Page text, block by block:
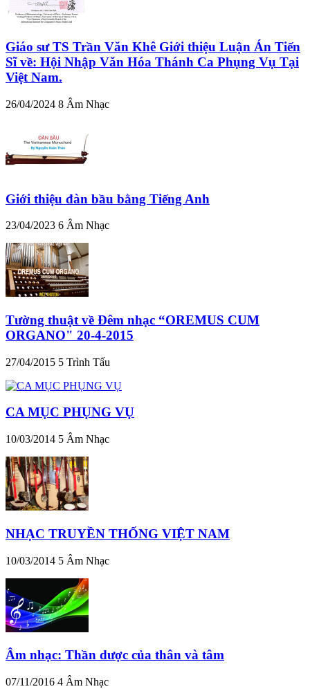
Giáo sư TS Trần Văn Khê Giới thiệu Luận Án Tiến
Sĩ về: Hội Nhập Văn Hóa Thánh Ca Phụng Vụ Tại
Việt Nam.
26/04/2024 8 Âm Nhạc
Giới thiệu đàn bầu bằng Tiếng Anh
23/04/2023 6 Âm Nhạc
Tường thuật về Đêm nhạc “OREMUS CUM
ORGANO" 20-4-2015
27/04/2015 5 Trình Tấu
CA MỤC PHỤNG VỤ
10/03/2014 5 Âm Nhạc
NHẠC TRUYỀN THỐNG VIỆT NAM
10/03/2014 5 Âm Nhạc
Âm nhạc: Thần dược của thân và tâm
07/11/2016 4 Âm Nhạc